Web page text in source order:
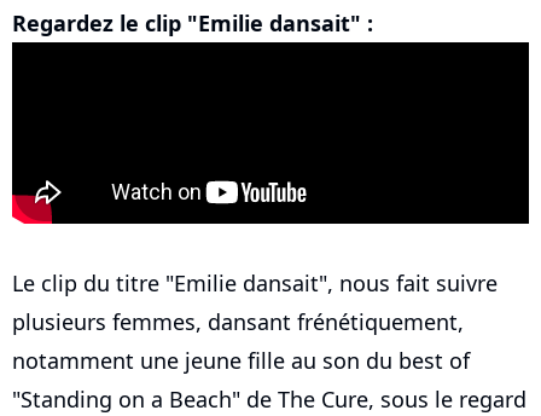
Regardez le clip "Emilie dansait" :
Le clip du titre "Emilie dansait", nous fait suivre
plusieurs femmes, dansant frénétiquement,
notamment une jeune fille au son du best of
"Standing on a Beach" de The Cure, sous le regard